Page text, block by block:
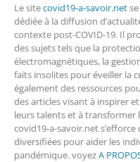
Le sitecovid19-a-savoir.netse
dédiée à la diffusion
contexte post-COVID-19. Il
des sujets tels que la
électromagnétiques, la
faits insolites pour éveiller la
également des ressources
des articles visant à inspirer
leurs talents et à transformer
covid19-a-savoir.net
diversifiées pour aider les
pandémique. voyezA